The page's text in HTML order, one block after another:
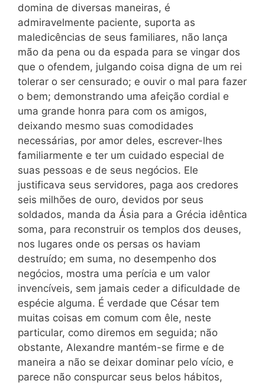
domina de diversas maneiras, é
admiravelmente paciente, suporta as
maledicências de seus familiares, não lança
mão da pena ou da espada para se vingar dos
que o ofendem, julgando coisa digna de um rei
tolerar o ser censurado; e ouvir o mal para fazer
o bem; demonstrando uma afeição cordial e
uma grande honra para com os amigos,
deixando mesmo suas comodidades
necessárias, por amor deles, escrever-lhes
familiarmente e ter um cuidado especial de
suas pessoas e de seus negócios. Ele
justificava seus servidores, paga aos credores
seis milhões de ouro, devidos por seus
soldados, manda da Ásia para a Grécia idêntica
soma, para reconstruir os templos dos deuses,
nos lugares onde os persas os haviam
destruído; em suma, no desempenho dos
negócios, mostra uma perícia e um valor
invencíveis, sem jamais ceder a dificuldade de
espécie alguma. É verdade que César tem
muitas coisas em comum com êle, neste
particular, como diremos em seguida; não
obstante, Alexandre mantém-se firme e de
maneira a não se deixar dominar pelo vício, e
parece não conspurcar seus belos hábitos,